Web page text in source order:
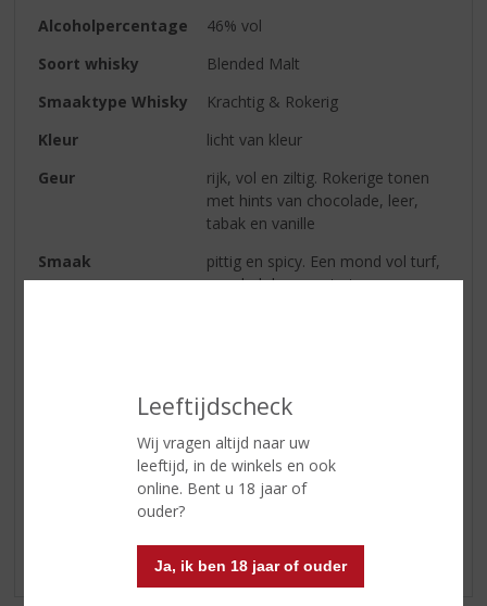
Leeftijdscheck
Wij vragen altijd naar uw
leeftijd, in de winkels en ook
online. Bent u 18 jaar of
ouder?
Ja, ik ben 18 jaar of ouder
Alcoholpercentage
46% vol
Soort whisky
Blended Malt
Smaaktype Whisky
Krachtig & Rokerig
Kleur
licht van kleur
Geur
rijk, vol en ziltig. Rokerige tonen
met hints van chocolade, leer,
tabak en vanille
Smaak
pittig en spicy. Een mond vol turf,
gevolgd door zoete tonen van
Reviews
Schrijf een review
Er zijn nog geen reviews geplaatst voor dit product